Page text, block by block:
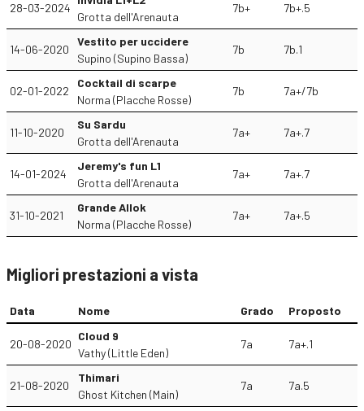
28-03-2024
Grotta dell'Arenauta
7b+ 7b+.5
14-06-2020
Vestito per uccidere
Supino (Supino Bassa)
7b 7b.1
02-01-2022
Cocktail di scarpe
Norma (Placche Rosse)
7b 7a+/7b
11-10-2020
Su Sardu
Grotta dell'Arenauta
7a+ 7a+.7
14-01-2024
Jeremy's fun L1
Grotta dell'Arenauta
7a+ 7a+.7
31-10-2021
Grande Allok
Norma (Placche Rosse)
7a+ 7a+.5
Migliori prestazioni a vista
Data Nome Grado Proposto
20-08-2020
Cloud 9
Vathy (Little Eden)
7a 7a+.1
21-08-2020
Thimari
Ghost Kitchen (Main)
7a 7a.5